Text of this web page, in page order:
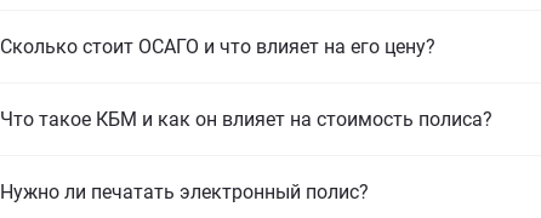
Сколько стоит ОСАГО и что влияет на его цену?
Что такое КБМ и как он влияет на стоимость полиса?
Нужно ли печатать электронный полис?